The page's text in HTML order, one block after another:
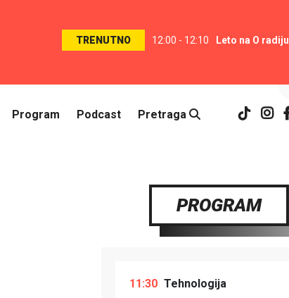
TRENUTNO 12:00 - 12:10 Leto na O radiju
Program Podcast Pretraga
PROGRAM
11:30 Tehnologija